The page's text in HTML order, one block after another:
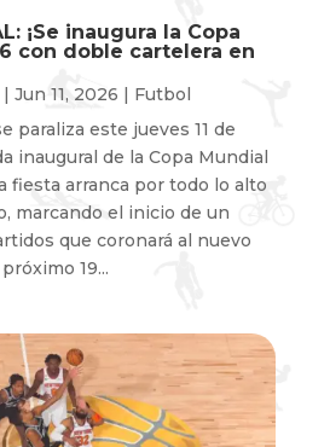
¡Se inaugura la Copa
con doble cartelera en
| Jun 11, 2026 | Futbol
paraliza este jueves 11 de
inaugural de la Copa Mundial
fiesta arranca por todo lo alto
marcando el inicio de un
que coronará al nuevo
19...